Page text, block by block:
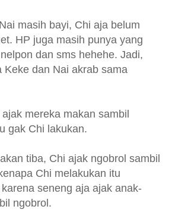
masih bayi, Chi aja belum
HP juga masih punya yang
dan sms hehehe. Jadi,
Keke dan Nai akrab sama
mereka makan sambil
gak Chi lakukan.
tiba, Chi ajak ngobrol sambil
Chi melakukan itu
seneng aja ajak anak-
ngobrol.